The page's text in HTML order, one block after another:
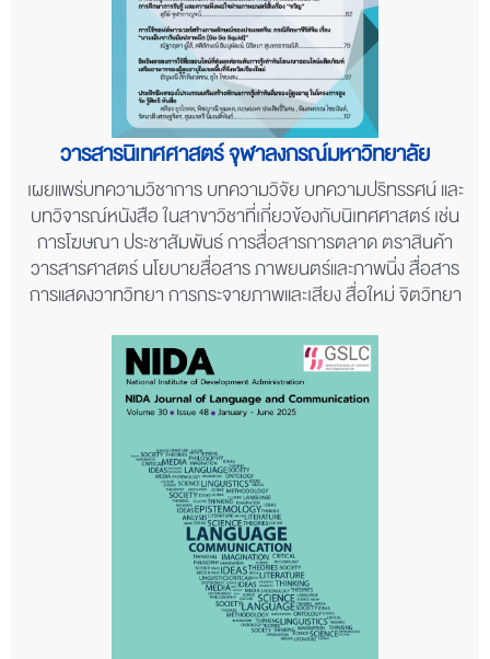
วารสารนิเทศศาสตร์ จุฬาลงกรณ์มหาวิทยาลัย
เผยแพร่บทความวิชาการ บทความวิจัย บทความปริทรรศน์ และ
บทวิจารณ์หนังสือ ในสาขาวิชาที่เกี่ยวข้องกับนิเทศศาสตร์ เช่น
การโฆษณา ประชาสัมพันธ์ การสื่อสารการตลาด ตราสินค้า
วารสารศาสตร์ นโยบายสื่อสาร ภาพยนตร์และภาพนิ่ง สื่อสาร
การแสดงวาทวิทยา การกระจายภาพและเสียง สื่อใหม่ จิตวิทยา